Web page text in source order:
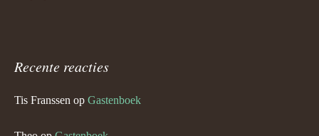
Recente reacties
Tis Franssen op Gastenboek